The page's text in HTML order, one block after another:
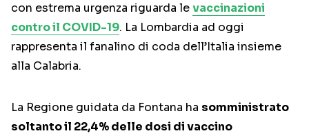
con estrema urgenza riguarda levaccinazioni
contro il COVID-19. La Lombardia ad oggi
rappresenta il fanalino di coda dell’Italia insieme
alla Calabria.
La Regione guidata da Fontana ha somministrato
soltanto il 22,4% delle dosi di vaccino